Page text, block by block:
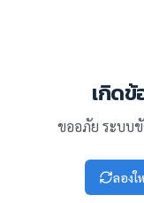
เกิด
ขออภัย ระบบขั
ลองใ